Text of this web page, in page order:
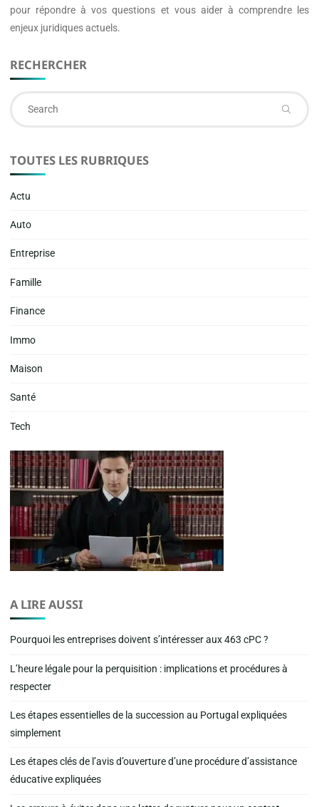
pour répondre à vos questions et vous aider à comprendre les
enjeux juridiques actuels.
RECHERCHER
TOUTES LES RUBRIQUES
Actu
Auto
Entreprise
Famille
Finance
Immo
Maison
Santé
Tech
A LIRE AUSSI
Pourquoi les entreprises doivent s’intéresser aux 463 cPC ?
L’heure légale pour la perquisition : implications et procédures à
respecter
Les étapes essentielles de la succession au Portugal expliquées
simplement
Les étapes clés de l’avis d’ouverture d’une procédure d’assistance
éducative expliquées